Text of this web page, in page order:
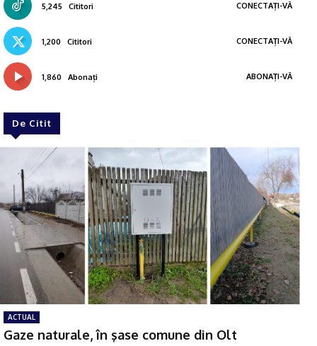
5,245 Cititori CONECTAȚI-VĂ
1,200 Cititori CONECTAȚI-VĂ
1,860 Abonați ABONAȚI-VĂ
De Citit
ACTUAL
Gaze naturale, în şase comune din Olt